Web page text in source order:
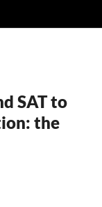
SAT to
the